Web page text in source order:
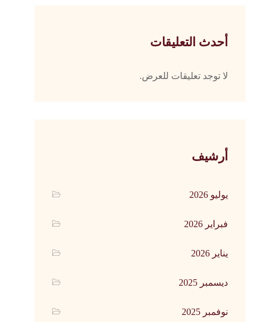
أحدث التعليقات
لا توجد تعليقات للعرض.
أرشيف
يوليو 2026
فبراير 2026
يناير 2026
ديسمبر 2025
نوفمبر 2025